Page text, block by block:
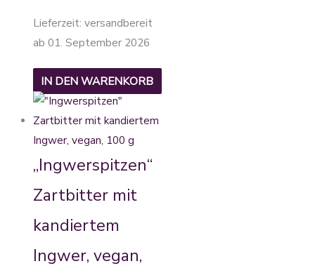
Lieferzeit: versandbereit
ab 01. September 2026
IN DEN WARENKORB
„Ingwerspitzen“
Zartbitter mit
kandiertem
Ingwer, vegan,